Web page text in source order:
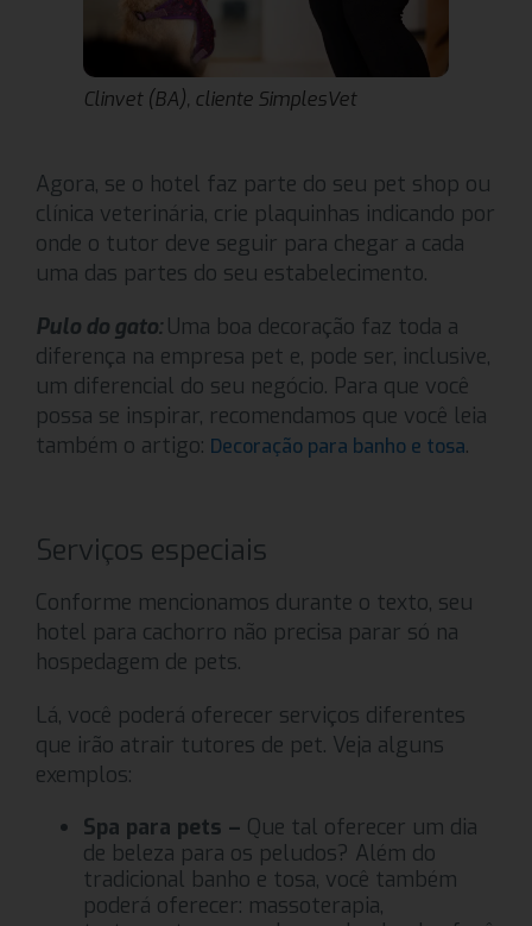
Clinvet (BA), cliente SimplesVet
Agora, se o hotel faz parte do seu pet shop ou
clínica veterinária, crie plaquinhas indicando por
onde o tutor deve seguir para chegar a cada
uma das partes do seu estabelecimento.
Pulo do gato: Uma boa decoração faz toda a
diferença na empresa pet e, pode ser, inclusive,
um diferencial do seu negócio. Para que você
possa se inspirar, recomendamos que você leia
também o artigo: Decoração para banho e tosa.
Serviços especiais
Conforme mencionamos durante o texto, seu
hotel para cachorro não precisa parar só na
hospedagem de pets.
Lá, você poderá oferecer serviços diferentes
que irão atrair tutores de pet. Veja alguns
exemplos:
Spa para pets – Que tal oferecer um dia
de beleza para os peludos? Além do
tradicional banho e tosa, você também
poderá oferecer: massoterapia,